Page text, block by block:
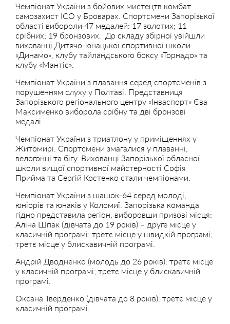
Чемпіонат України з бойових мистецтв комбат
самозахист ІСО у Броварах. Спортсмени Запорізької
області вибороли 47 медалей: 17 золотих; 11
срібних; 19 бронзових. До складу збірної увійшли
вихованці Дитячо-юнацької спортивної школи
«Динамо», клубу тайландського боксу «Торнадо» та
клубу «Мантіс».
Чемпіонат України з плавання серед спортсменів з
порушенням слуху у Полтаві. Представниця
Запорізького регіонального центру «Інваспорт» Єва
Максименко виборола срібну та дві бронзові
медалі.
Чемпіонат України з триатлону у приміщеннях у
Житомирі. Спортсмени змагалися у плаванні,
велогонці та бігу. Вихованці Запорізької обласної
школи вищої спортивної майстерності Софія
Прийма та Сергій Костенко стали чемпіонами.
Чемпіонат України з шашок-64 серед молоді,
юніорів та юнаків у Коломиї. Запорізька команда
гідно представила регіон, виборовши призові місця:
Аліна Шпак (дівчата до 19 років) – друге місце у
класичній програмі; третє місце у швидкій програмі;
третє місце у блискавичній програмі.
Андрій Дводненко (молодь до 26 років): третє місце
у класичній програмі; третє місце у блискавичній
програмі.
Оксана Тверденко (дівчата до 8 років): третє місце у
класичній програмі.